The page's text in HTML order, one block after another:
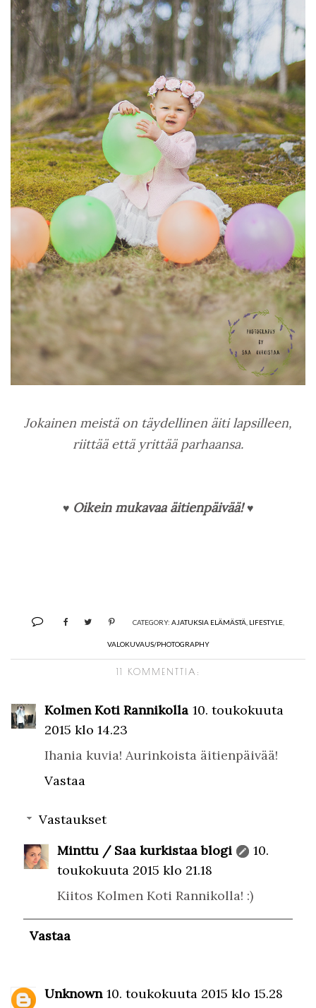
Jokainen meistä on täydellinen äiti lapsilleen,
riittää että yrittää parhaansa.
♥ Oikein mukavaa äitienpäivää! ♥
CATEGORY: AJATUKSIA ELÄMÄSTÄ LIFESTYLE
VALOKUVAUS/PHOTOGRAPHY
11 KOMMENTTIA:
Kolmen Koti Rannikolla 10. toukokuuta
2015 klo 14.23
Ihania kuvia! Aurinkoista äitienpäivää!
Vastaa
Vastaukset
Minttu / Saa kurkistaa blogi
10.
toukokuuta 2015 klo 21.18
Kiitos Kolmen Koti Rannikolla! :)
Vastaa
Unknown 10. toukokuuta 2015 klo 15.28